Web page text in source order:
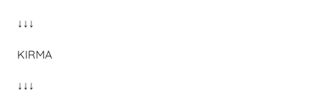
↓↓↓
KIRMA
↓↓↓